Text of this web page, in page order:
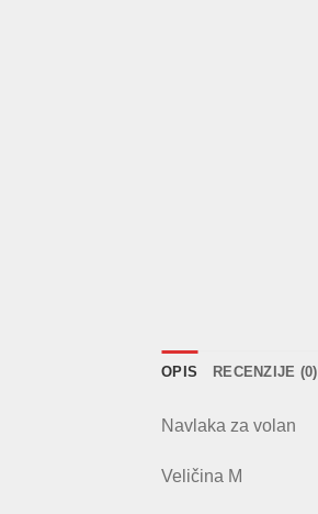
OPIS RECENZIJE (0)
Navlaka za volan
Veličina M